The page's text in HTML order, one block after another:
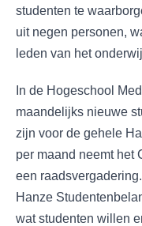
studenten te
uit negen personen,
leden van het
In de Hogeschool
maandelijks nieuwe
zijn voor de gehele
per maand neemt het
een
Hanze
wat studenten willen